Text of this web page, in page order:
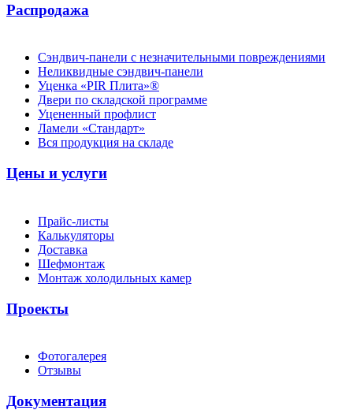
Распродажа
Сэндвич-панели с незначительными повреждениями
Неликвидные сэндвич-панели
Уценка «PIR Плита»®
Двери по складской программе
Уцененный профлист
Ламели «Стандарт»
Вся продукция на складе
Цены и услуги
Прайс-листы
Калькуляторы
Доставка
Шефмонтаж
Монтаж холодильных камер
Проекты
Фотогалерея
Отзывы
Документация